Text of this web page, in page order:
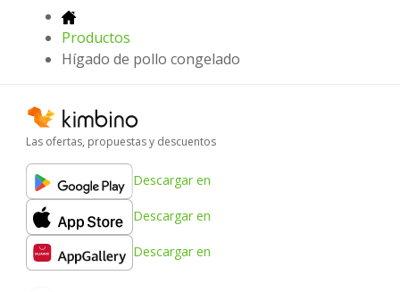
Productos
Hígado de pollo congelado
Las ofertas, propuestas y descuentos
Descargar en
Descargar en
Descargar en